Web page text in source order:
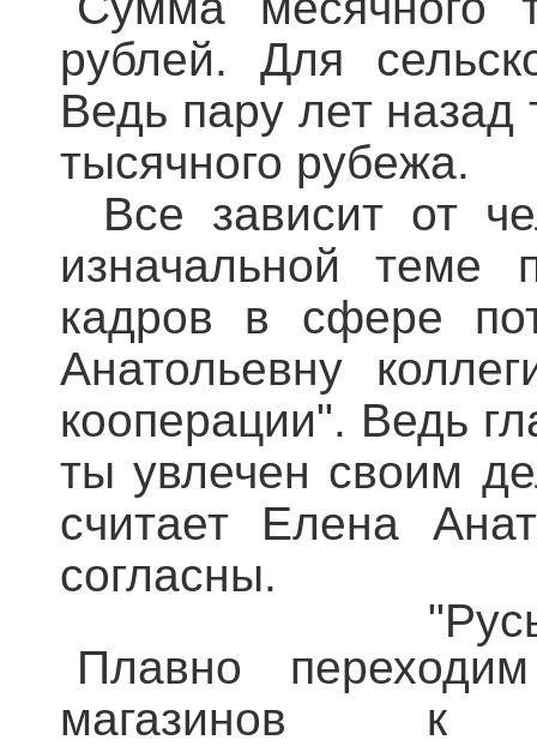
рублей. Для
Ведь пару лет назад
тысячного рубежа.
Все зависит от
изначальной теме
кадров в сфере
Анатольевну
кооперации". Ведь
ты увлечен своим
считает Елена
согласны.
Плавно
магазинов к